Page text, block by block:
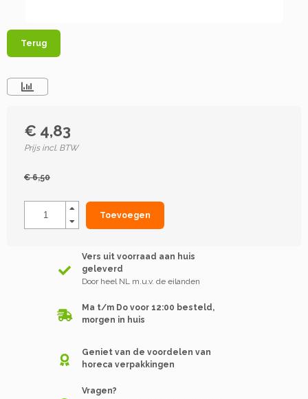
Terug
€ 4,83
Prijs incl. BTW
€ 6,50
Toevoegen
Vers uit voorraad aan huis
geleverd
Door heel NL m.u.v. de eilanden
Ma t/m Do voor 12:00 besteld,
morgen in huis
Geniet van de voordelen van
horeca verpakkingen
Vragen?